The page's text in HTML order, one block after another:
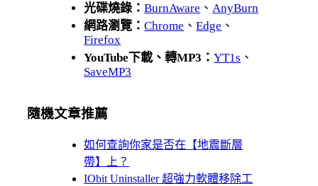
光碟燒錄：BurnAware 、 AnyBurn
網路瀏覽：Chrome 、Edge 、
Firefox
YouTube下載、轉MP3：YT1s 、
SaveMP3
隨機文章推薦
如何查詢你家是否在【地震斷層
帶】上？
IObit Uninstaller 超強力軟體移除工